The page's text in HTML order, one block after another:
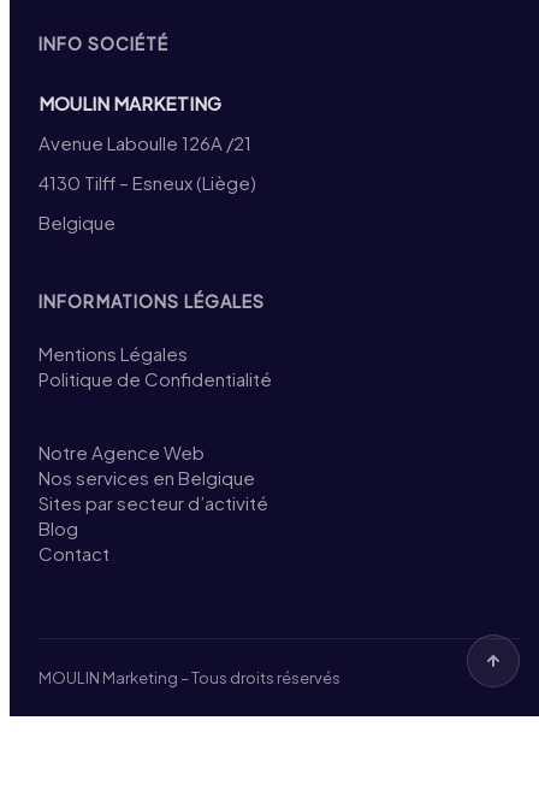
INFO SOCIÉTÉ
MOULIN MARKETING
Avenue Laboulle 126A /21
4130 Tilff – Esneux (Liège)
Belgique
INFORMATIONS LÉGALES
Mentions Légales
Politique de Confidentialité
Notre Agence Web
Nos services en Belgique
Sites par secteur d’activité
Blog
Contact
MOULIN Marketing – Tous droits réservés